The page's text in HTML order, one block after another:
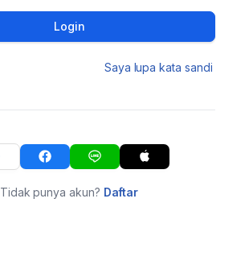
Login
Saya lupa kata sandi
Tidak punya akun? Daftar